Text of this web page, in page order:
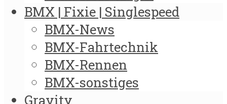
BMX | Fixie | Singlespeed
BMX-News
BMX-Fahrtechnik
BMX-Rennen
BMX-sonstiges
Gravity